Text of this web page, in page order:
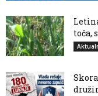
toča,